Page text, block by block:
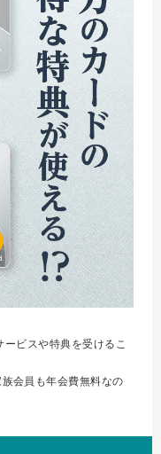
ビスや特典を受けるこ
会員も年会費無料なの